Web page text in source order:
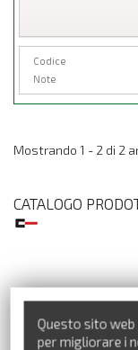
Codice
Note
Mostrando 1 - 2 di 2
CATALOGO
Questo sito
per migliorare i